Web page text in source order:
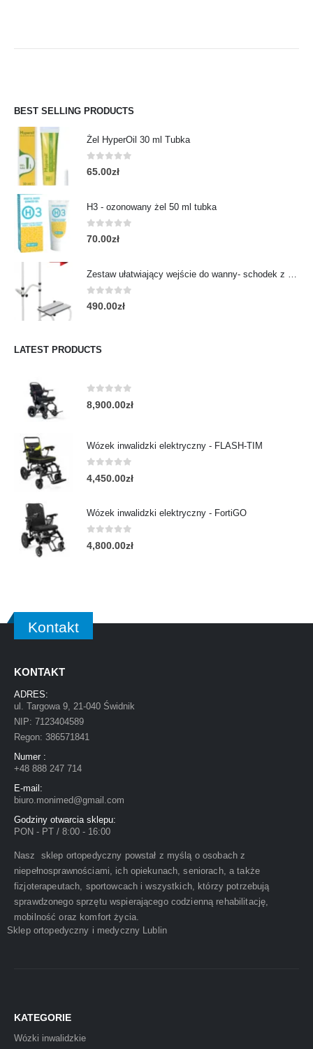
BEST SELLING PRODUCTS
Żel HyperOil 30 ml Tubka
0out of 5
65.00zł
H3 - ozonowany żel 50 ml tubka
0out of 5
70.00zł
0out of 5
490.00zł
LATEST PRODUCTS
0 out of 5
8,900.00zł
Wózek inwalidzki elektryczny - FLASH-TIM
0 out of 5
4,450.00zł
Wózek inwalidzki elektryczny - FortiGO
0 out of 5
4,800.00zł
Kontakt
KONTAKT
ADRES:
ul. Targowa 9, 21-040 Świdnik
NIP: 7123404589
Regon: 386571841
Numer :
+48 888 247 714
E-mail:
biuro.monimed@gmail.com
Godziny otwarcia sklepu:
PON - PT / 8:00 - 16:00
Nasz sklep ortopedyczny powstał z myślą o osobach z
niepełnosprawnościami, ich opiekunach, seniorach, a także
fizjoterapeutach, sportowcach i wszystkich, którzy potrzebują
sprawdzonego sprzętu wspierającego codzienną rehabilitację,
mobilność oraz komfort życia.
Sklep ortopedyczny i medyczny Lublin
KATEGORIE
Wózki inwalidzkie